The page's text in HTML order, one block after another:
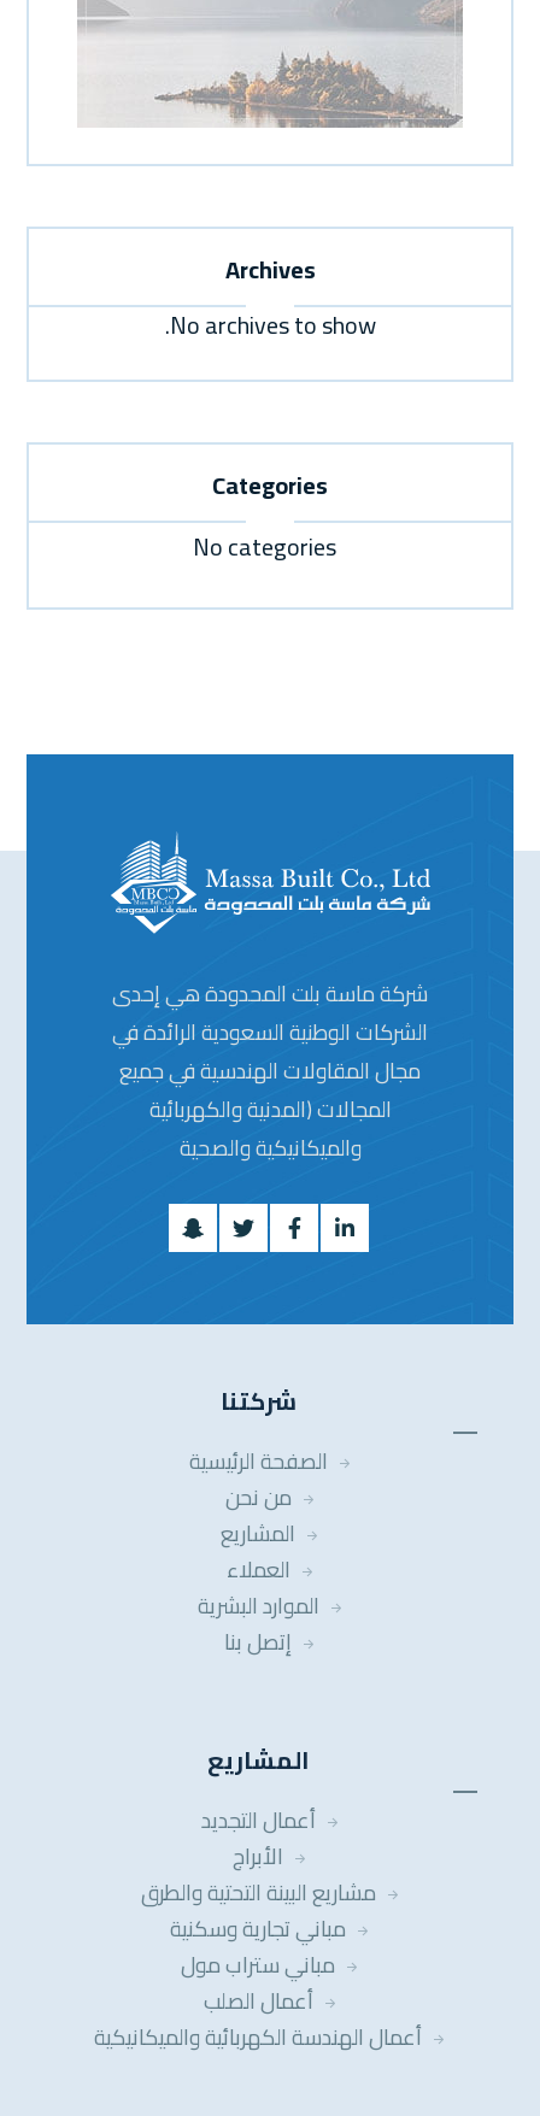
Archives
No archives to show.
Categories
No categories
شركة ماسة بلت المحدودة هي إحدى
الشركات الوطنية السعودية الرائدة في
مجال المقاولات الهندسية في جميع
المجالات (المدنية والكهربائية
والميكانيكية والصحية
شركتنا
الصفحة الرئيسية
من نحن
المشاريع
العملاء
الموارد البشرية
إتصل بنا
المشاريع
أعمال التجديد
الأبراج
مشاريع البينة التحتية والطرق
مباني تجارية وسكنية
مباني ستراب مول
أعمال الصلب
أعمال الهندسة الكهربائية والميكانيكية